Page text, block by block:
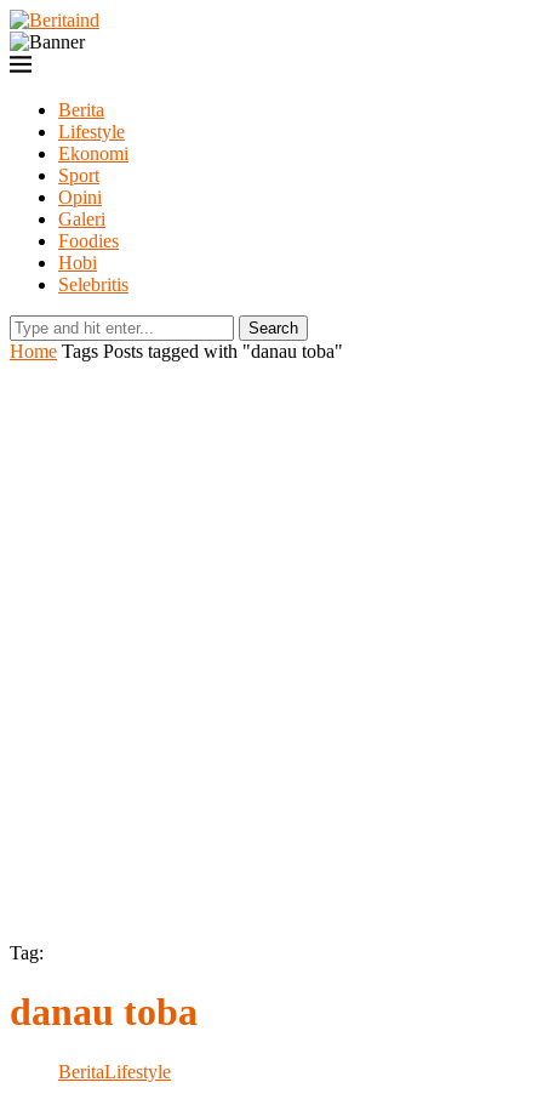
Berita
Lifestyle
Ekonomi
Sport
Opini
Galeri
Foodies
Hobi
Selebritis
Search
Home Tags Posts tagged with "danau toba"
Tag:
danau toba
BeritaLifestyle